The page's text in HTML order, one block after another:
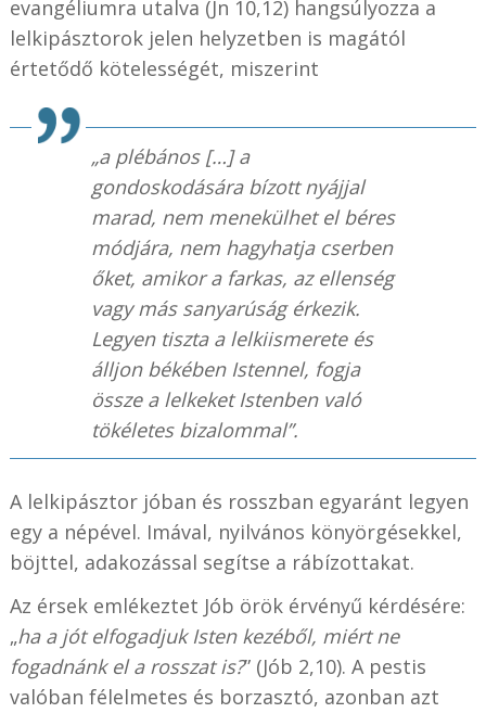
evangéliumra utalva (Jn 10,12) hangsúlyozza a
lelkipásztorok jelen helyzetben is magától
értetődő kötelességét, miszerint
„a plébános […] a
gondoskodására bízott nyájjal
marad, nem menekülhet el béres
módjára, nem hagyhatja cserben
őket, amikor a farkas, az ellenség
vagy más sanyarúság érkezik.
Legyen tiszta a lelkiismerete és
álljon békében Istennel, fogja
össze a lelkeket Istenben való
tökéletes bizalommal”.
A lelkipásztor jóban és rosszban egyaránt legyen
egy a népével. Imával, nyilvános könyörgésekkel,
böjttel, adakozással segítse a rábízottakat.
Az érsek emlékeztet Jób örök érvényű kérdésére:
„ha a jót elfogadjuk Isten kezéből, miért ne
fogadnánk el a rosszat is?” (Jób 2,10). A pestis
valóban félelmetes és borzasztó, azonban azt